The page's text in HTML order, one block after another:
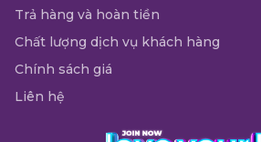
Trả hàng và hoàn tiền
Chất lượng dịch vụ khách hàng
Chính sách giá
Liên hệ